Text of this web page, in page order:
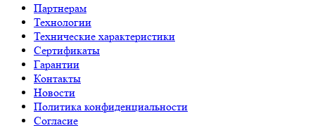
Партнерам
Технологии
Технические характеристики
Сертификаты
Гарантии
Контакты
Новости
Политика конфиденциальности
Согласие